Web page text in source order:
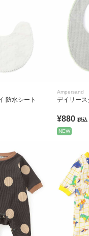
防水シート
Ampersand
デイリース
¥880 税込
NEW